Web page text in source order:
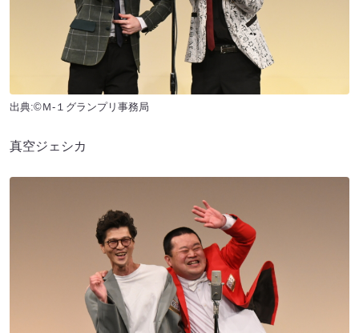
出典:©Ｍ-１グランプリ事務局
真空ジェシカ